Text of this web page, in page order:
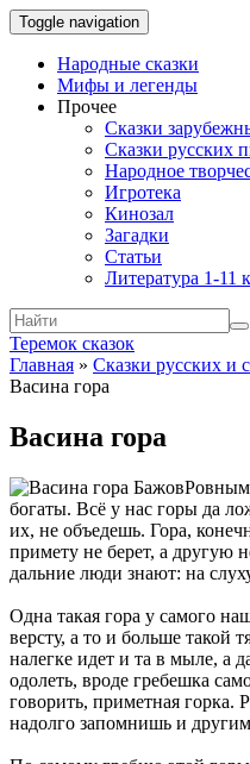
Toggle navigation
Народные сказки
Мифы и легенды
Прочее
Сказки
Сказки русских
Народное
Игротека
Кинозал
Загадки
Статьи
Литература 1-11
Теремок сказок
Главная » Сказки русских и
Васина гора
Васина гора
богаты. Всё у нас горы да
их, не объедешь. Гора,
примету не берет, а другую
дальние люди знают: на
Одна такая гора у самого
версту, а то и больше такой
налегке идет и та в мыле, а
одолеть, вроде гребешка
говорить, приметная горка.
надолго запомнишь и